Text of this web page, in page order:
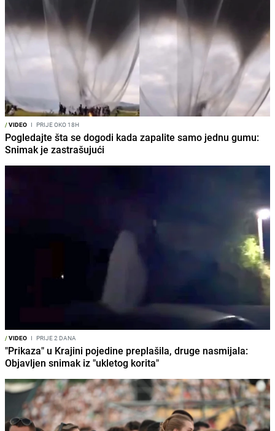
/VIDEO I PRIJE OKO 18H
Pogledajte šta se dogodi kada zapalite samo jednu gumu:
Snimak je zastrašujući
/VIDEO I PRIJE 2 DANA
"Prikaza" u Krajini pojedine preplašila, druge nasmijala:
Objavljen snimak iz "ukletog korita"